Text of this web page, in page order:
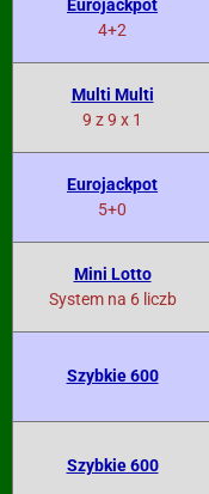
Eurojackpot
4+2
Multi Multi
9 z 9 x 1
Eurojackpot
5+0
Mini Lotto
System na 6 liczb
Szybkie 600
Szybkie 600